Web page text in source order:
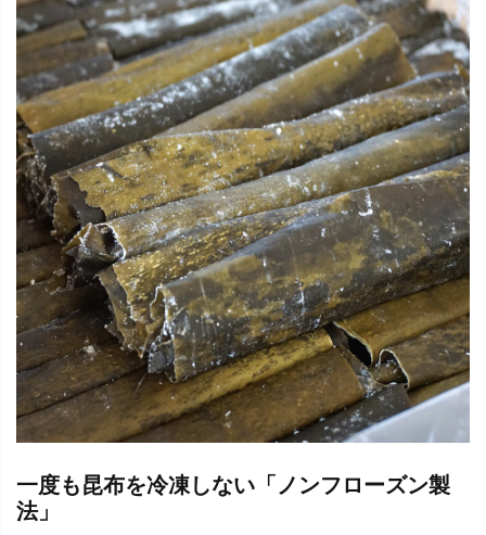
一度も昆布を冷凍しない「ノンフローズン製
法」